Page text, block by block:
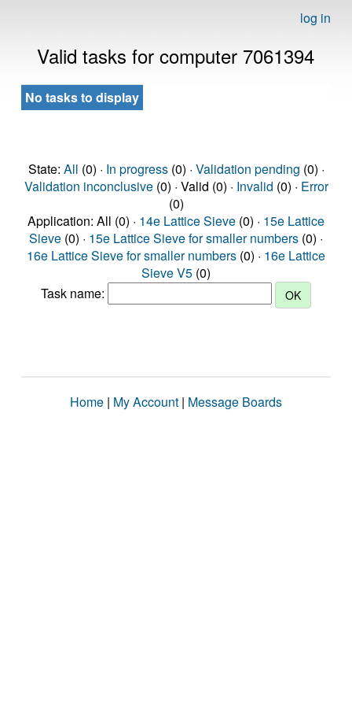
log in
Valid tasks for computer 7061394
No tasks to display
State: All (0) · In progress(0) · Validation pending (0) ·
Validation inconclusive(0) · Valid (0) · Invalid (0) · Error
(0)
Application: All (0) · 14e Lattice Sieve (0) · 15e Lattice
Sieve (0) · 15e Lattice Sieve for smaller numbers (0) ·
16e Lattice Sieve for smaller numbers (0) · 16e Lattice
Sieve V5 (0)
Task name:
Home | My Account | Message Boards